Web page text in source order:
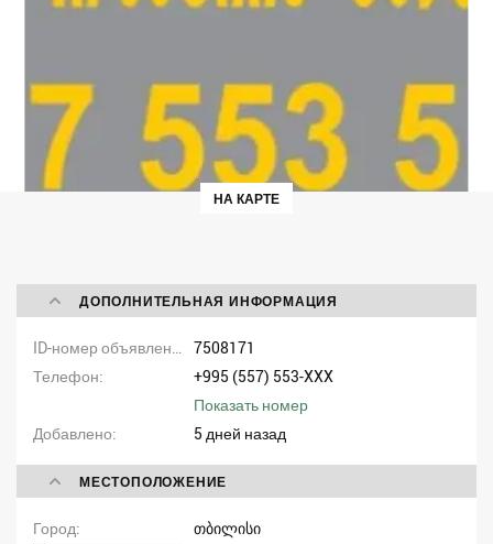
НА КАРТЕ
ДОПОЛНИТЕЛЬНАЯ ИНФОРМАЦИЯ
7508171
Телефон
+995 (557) 553-XXX
Показать номер
Добавлено
5 дней назад
МЕСТОПОЛОЖЕНИЕ
Город თბილისი